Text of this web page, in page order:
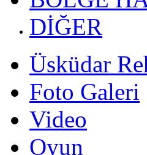
DİĞER
Üsküdar
Foto Galeri
Video
Oyun